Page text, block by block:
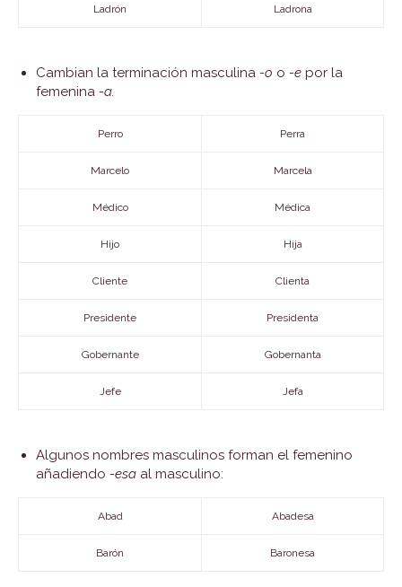
Ladrón Ladrona
Cambian la terminación masculina -o o -e por la
femenina -a.
Perro Perra
Marcelo Marcela
Médico Médica
Hijo Hija
Cliente Clienta
Presidente Presidenta
Gobernante Gobernanta
Jefe Jefa
Algunos nombres masculinos forman el femenino
añadiendo -esa al masculino:
Abad Abadesa
Barón Baronesa